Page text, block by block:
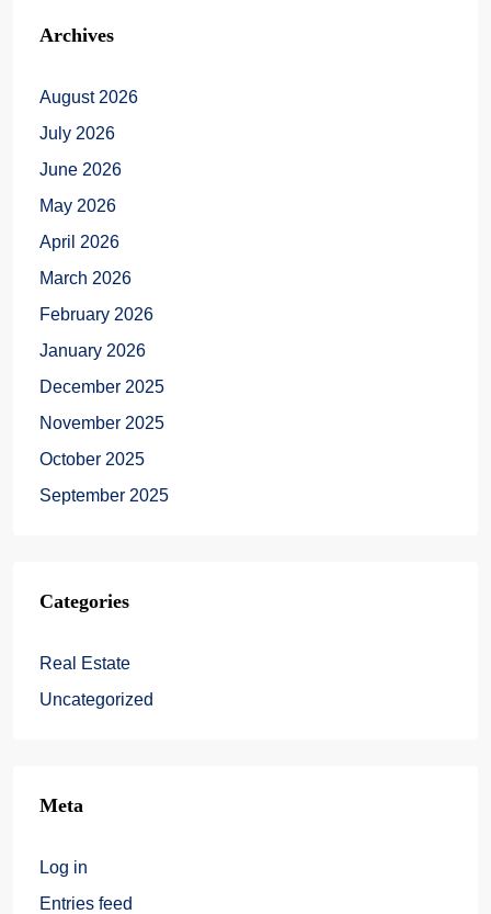
Archives
August 2026
July 2026
June 2026
May 2026
April 2026
March 2026
February 2026
January 2026
December 2025
November 2025
October 2025
September 2025
Categories
Real Estate
Uncategorized
Meta
Log in
Entries feed